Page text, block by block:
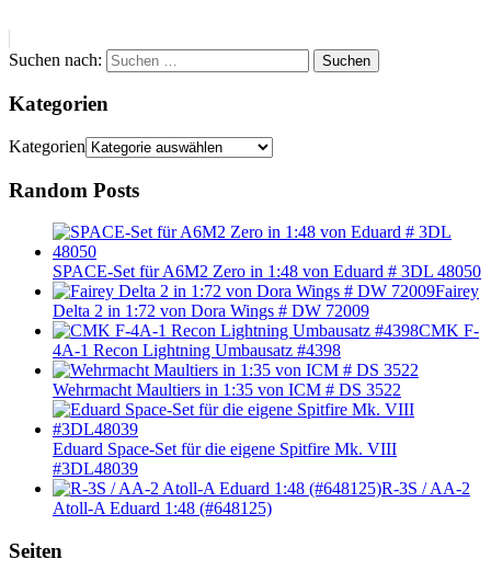
Suchen nach: Suchen
Kategorien
Kategorien
Random Posts
SPACE-Set für A6M2 Zero in 1:48 von Eduard # 3DL 48050
Fairey
Delta 2 in 1:72 von Dora Wings # DW 72009
CMK F-
4A-1 Recon Lightning Umbausatz #4398
Wehrmacht Maultiers in 1:35 von ICM # DS 3522
Eduard Space-Set für die eigene Spitfire Mk. VIII
#3DL48039
R-3S / AA-2
Atoll-A Eduard 1:48 (#648125)
Seiten